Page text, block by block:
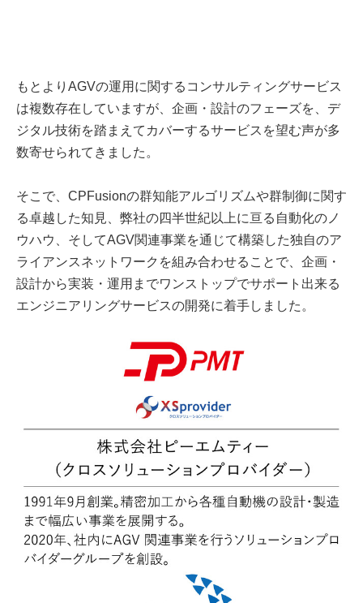
もとよりAGVの運用に関するコンサルティングサービス
は複数存在していますが、企画・設計のフェーズを、デ
ジタル技術を踏まえてカバーするサービスを望む声が多
数寄せられてきました。
そこで、CPFusionの群知能アルゴリズムや群制御に関す
る卓越した知見、弊社の四半世紀以上に亘る自動化のノ
ウハウ、そしてAGV関連事業を通じて構築した独自のア
ライアンスネットワークを組み合わせることで、企画・
設計から実装・運用までワンストップでサポート出来る
エンジニアリングサービスの開発に着手しました。